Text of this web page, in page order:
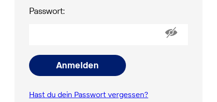
Passwort:
Anmelden
Hast du dein Passwort vergessen?